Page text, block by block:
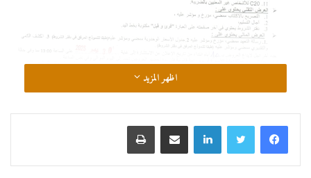
اظهر المزيد
لينكدإن مشاركة عبر البريد طباعة